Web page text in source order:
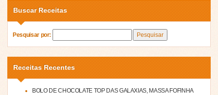
Buscar Receitas
Pesquisar por:
Receitas Recentes
BOLO DE CHOCOLATE TOP DAS GALAXIAS, MASSA FOFINHA